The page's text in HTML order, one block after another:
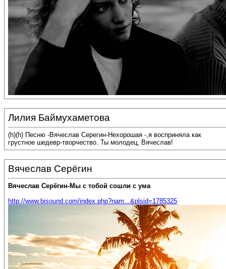
Лилия Баймухаметова
(h)(h) Песню -Вячеслав Серегин-Нехорошая -,я восприняла как
грустное шедевр-творчество. Ты молодец, Вячеслав!
Вячеслав Серёгин
Вячеслав Серёгин-Мы с тобой сошли с ума
http://www.bisound.com/index.php?nam...&plsid=1785325